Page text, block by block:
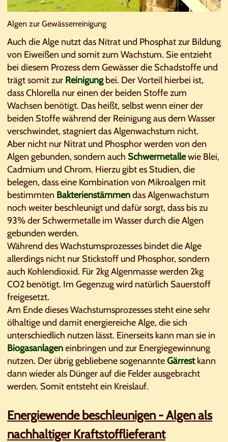
Algen zur Gewässerreinigung
Auch die Alge nutzt das Nitrat und Phosphat zur Bildung
von Eiweißen und somit zum Wachstum. Sie entzieht
bei diesem Prozess dem Gewässer die Schadstoffe und
trägt somit zur Reinigungbei. Der Vorteil hierbei ist,
dass Chlorella nur einen der beiden Stoffe zum
Wachsen benötigt. Das heißt, selbst wenn einer der
beiden Stoffe während der Reinigung aus dem Wasser
verschwindet, stagniert das Algenwachstum nicht.
Aber nicht nur Nitrat und Phosphor werden von den
Algen gebunden, sondern auch Schwermetallewie Blei,
Cadmium und Chrom. Hierzu gibt es Studien, die
belegen, dass eine Kombination von Mikroalgen mit
bestimmten Bakterienstämmendas Algenwachstum
noch weiter beschleunigt und dafür sorgt, dass bis zu
93% der Schwermetalle im Wasser durch die Algen
gebunden werden.
Während des Wachstumsprozesses bindet die Alge
allerdings nicht nur Stickstoff und Phosphor, sondern
auch Kohlendioxid. Für 2kg Algenmasse werden 2kg
CO2 benötigt. Im Gegenzug wird natürlich Sauerstoff
freigesetzt.
Am Ende dieses Wachstumsprozesses steht eine sehr
ölhaltige und damit energiereiche Alge, die sich
unterschiedlich nutzen lässt. Einerseits kann man sie in
Biogasanlageneinbringen und zur Energiegewinnung
nutzen. Der übrig gebliebene sogenannteGärrestkann
dann wieder als Dünger auf die Felder ausgebracht
werden. Somit entsteht ein Kreislauf.
Energiewende beschleunigen - Algen als
nachhaltiger Kraftstofflieferant